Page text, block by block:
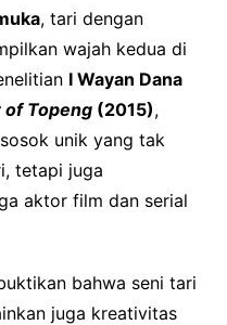
, tari dengan
wajah kedua di
I Wayan Dana
of Topeng(2015),
unik yang tak
tetapi juga
aktor film dan serial
bahwa seni tari
juga kreativitas